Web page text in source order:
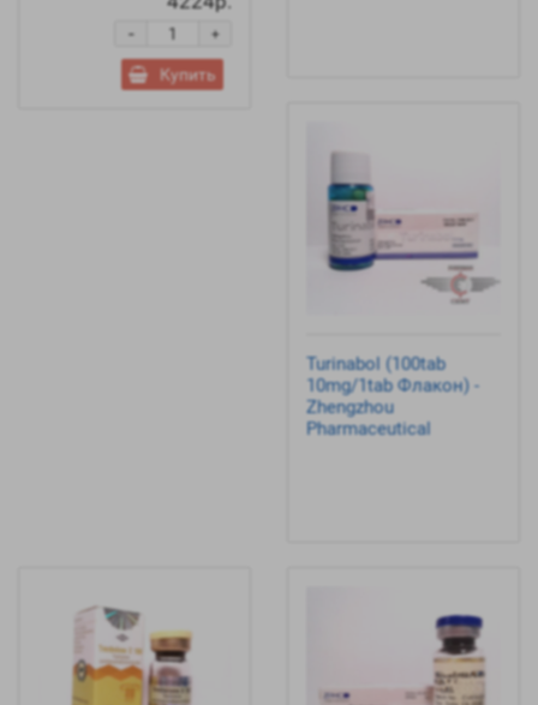
+
-
Купить
Turinabol (100tab
10mg/1tab Флакон) -
Zhengzhou
Pharmaceutical